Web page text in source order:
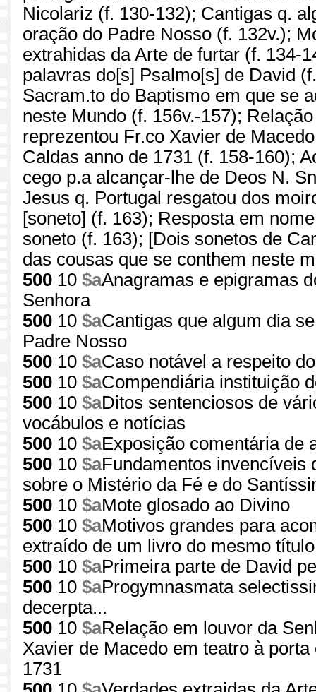
Nicolariz (f. 130-132); Cantigas q.
oração do Padre Nosso (f. 132v.);
extrahidas da Arte de furtar (f. 134-
palavras do[s] Psalmo[s] de David
Sacram.to do Baptismo em que se
neste Mundo (f. 156v.-157);
reprezentou Fr.co Xavier de
Caldas anno de 1731 (f. 158-160);
cego p.a alcançar-lhe de Deos N.
Jesus q. Portugal resgatou dos
[soneto] (f. 163); Resposta em
soneto (f. 163); [Dois sonetos de
das cousas que se conthem neste
500 10 $aAnagramas e epigramas
Senhora
500 10 $aCantigas que algum dia
Padre Nosso
500 10 $aCaso notável a respeito
500 10 $aCompendiária instituição
500 10 $aDitos sentenciosos de
vocábulos e notícias
500 10 $aExposição comentária de
500 10 $aFundamentos invencíveis
sobre o Mistério da Fé e do
500 10 $aMote glosado ao Divino
500 10 $aMotivos grandes para
extraído de um livro do mesmo título
500 10 $aPrimeira parte de David
500 10 $aProgymnasmata
decerpta...
500 10 $aRelação em louvor da
Xavier de Macedo em teatro à
1731